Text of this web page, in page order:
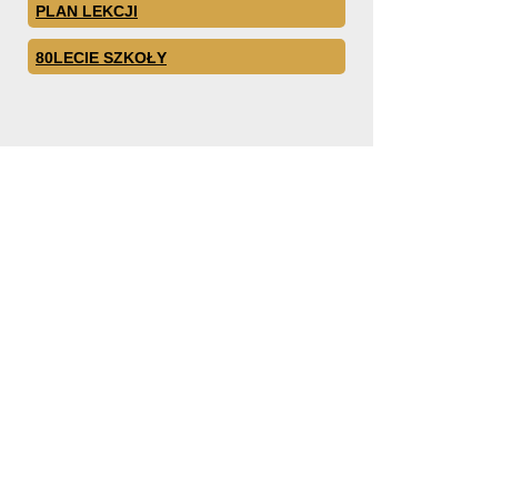
PLAN LEKCJI
80LECIE SZKOŁY